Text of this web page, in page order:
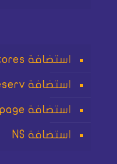
استضافة 3stores
استضافة Nileserv
استضافة Yallapage
استضافة NS